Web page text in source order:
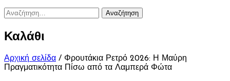
Αναζήτηση
Καλάθι
Αρχική σελίδα / Φρουτάκια Ρετρό 2026: Η Μαύρη
Πραγματικότητα Πίσω από τα Λαμπερά Φώτα